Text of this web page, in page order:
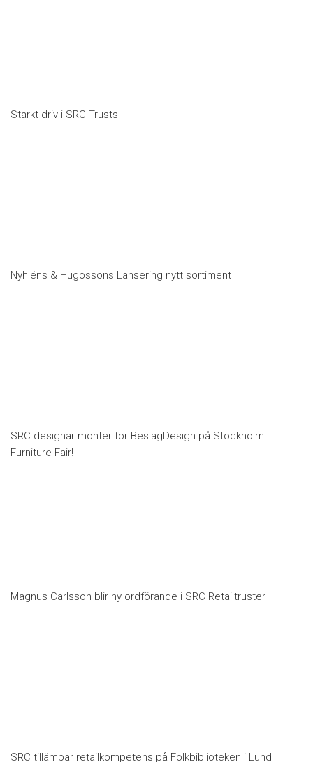
Starkt driv i SRC Trusts
Nyhléns & Hugossons Lansering nytt sortiment
SRC designar monter för BeslagDesign på Stockholm
Furniture Fair!
Magnus Carlsson blir ny ordförande i SRC Retailtruster
SRC tillämpar retailkompetens på Folkbiblioteken i Lund